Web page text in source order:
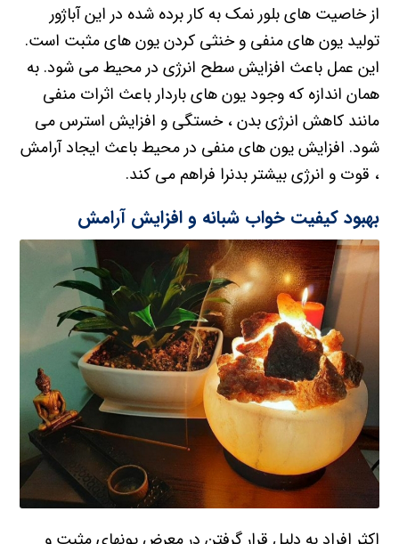
از خاصیت های بلور نمک به کار برده شده در این آباژور
تولید یون های منفی و خنثی کردن یون های مثبت است.
این عمل باعث افزایش سطح انرژی در محیط می شود. به
همان اندازه که وجود یون های باردار باعث اثرات منفی
مانند کاهش انرژی بدن ، خستگی و افزایش استرس می
شود. افزایش یون های منفی در محیط باعث ایجاد آرامش
، قوت و انرژی بیشتر بدنرا فراهم می کند.
بهبود کیفیت خواب شبانه و افزایش آرامش